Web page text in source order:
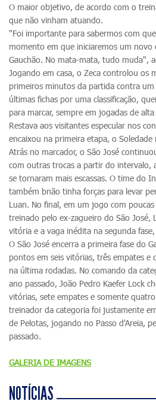
O maior objetivo, de acordo com o
que não vinham atuando.
"Foi importante para sabermos com
momento em que iniciaremos um
Gauchão. No mata-mata, tudo muda",
Jogando em casa, o Zeca controlou os
primeiros minutos da partida contra um
últimas fichas por uma classificação,
para marcar, sempre em jogadas de
Restava aos visitantes especular nos
encaixou na primeira etapa, o Soledade
Atrás no marcador, o São José
com outras trocas a partir do intervalo,
se tornaram mais escassas. O time do
também bnão tinha forças para levar
Luan. No final, em um jogo com
treinado pelo ex-zagueiro do São José,
vitória e a vaga inédita na segunda
O São José encerra a primeira fase do
pontos em seis vitórias, três empates e
na última rodadas. No comando da
ano passado, João Pedro Kaefer Lock
vitórias, sete empates e somente
treinador da categoria foi justamente
de Pelotas, jogando no Passo d'Areia,
passado.
GALERIA DE IMAGENS
NOTÍCIAS